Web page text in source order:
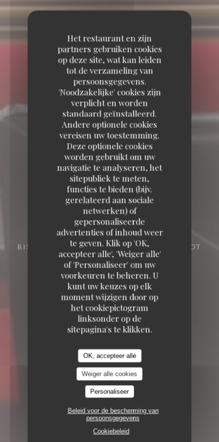
Het restaurant en zijn
partners gebruiken cookies
op deze site, wat kan leiden
tot de verzameling van
persoonsgegevens.
'Noodzakelijke' cookies zijn
verplicht en worden
standaard geïnstalleerd.
Andere optionele cookies
vereisen uw toestemming.
Deze optionele cookies
worden gebruikt om uw
navigatie te analyseren, het
sitepubliek te meten,
functies te bieden (bijv.
gerelateerd aan sociale
netwerken) of
gepersonaliseerde
advertenties of inhoud weer
te geven. Klik op 'OK,
accepteer alle', 'Weiger alle'
of 'Personaliseer' om uw
voorkeuren te beheren. U
kunt uw keuzes op elk
moment wijzigen door op
het cookiepictogram
linksonder op de
sitepagina's te klikken.
OK, accepteer alle
Weiger alle cookies
Personaliseer
Beleid voor de bescherming van
persoonsgegevens
Cookiebeleid
Le Jéroboam
BISTRONOMIC RESTAURANT
72 RUE DIDOT
75014 PARIS
Le Jéroboam